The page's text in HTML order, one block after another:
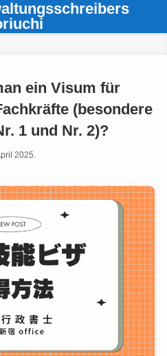
ein Visum für
(besondere
1 und Nr. 2)?
2025.